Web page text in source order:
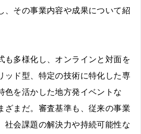
、その事業内容や成果について紹
も多様化し、オンラインと対面を
ッド型、特定の技術に特化した専
色を活かした地方発イベントな
ざまだ。審査基準も、従来の事業
社会課題の解決力や持続可能性な